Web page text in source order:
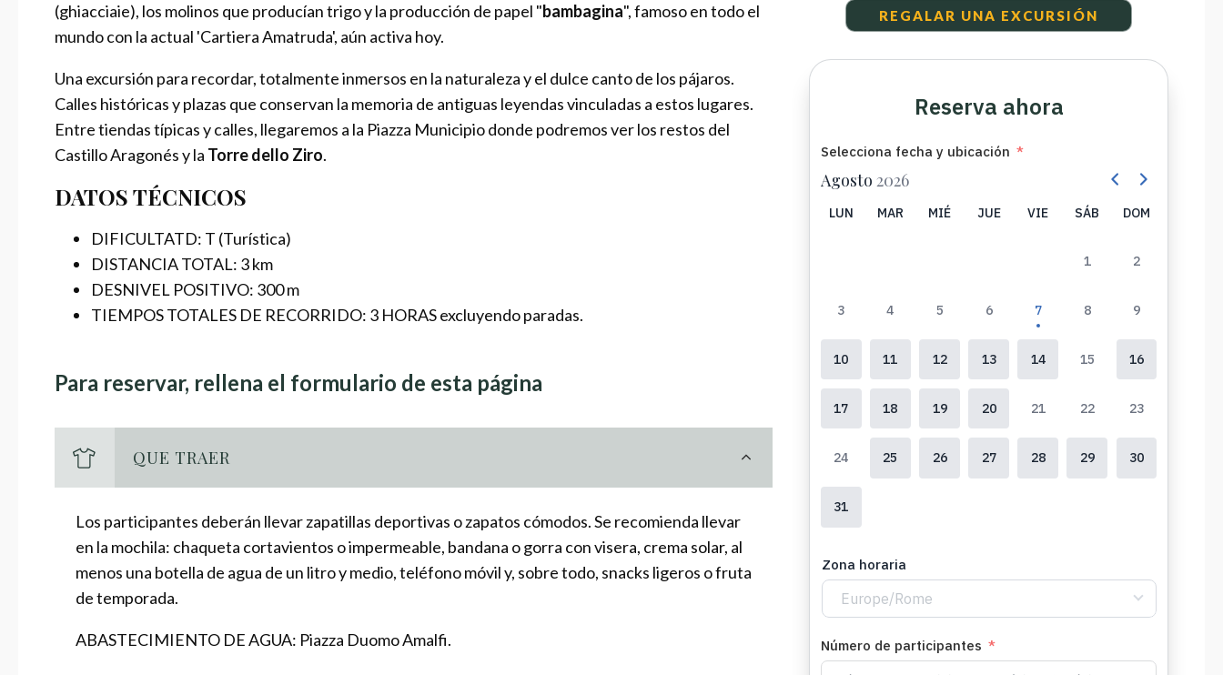
(ghiacciaie), los molinos que producían trigo y la producción de papel "bambagina", famoso en todo el
mundo con la actual 'Cartiera Amatruda', aún activa hoy.
Una excursión para recordar, totalmente inmersos en la naturaleza y el dulce canto de los pájaros.
Calles históricas y plazas que conservan la memoria de antiguas leyendas vinculadas a estos lugares.
Entre tiendas típicas y calles, llegaremos a la Piazza Municipio donde podremos ver los restos del
Castillo Aragonés y la Torre dello Ziro.
DATOS TÉCNICOS
DIFICULTATD: T (Turística)
DISTANCIA TOTAL: 3 km
DESNIVEL POSITIVO: 300 m
TIEMPOS TOTALES DE RECORRIDO: 3 HORAS excluyendo paradas.
Para reservar, rellena el formulario de esta página
QUE TRAER
Los participantes deberán llevar zapatillas deportivas o zapatos cómodos. Se recomienda llevar
en la mochila: chaqueta cortavientos o impermeable, bandana o gorra con visera, crema solar, al
menos una botella de agua de un litro y medio, teléfono móvil y, sobre todo, snacks ligeros o fruta
de temporada.
ABASTECIMIENTO DE AGUA: Piazza Duomo Amalfi.
REGALAR UNA EXCURSIÓN
Reserva ahora
Selecciona fecha y ubicación
Agosto 2026
LUN MAR MIÉ JUE VIE SÁB DOM
1 2
3 4 5 6 7 8 9
10 11 12 13 14 15 16
17 18 19 20 21 22 23
24 25 26 27 28 29 30
31
Zona horaria
Europe/Rome
Número de participantes